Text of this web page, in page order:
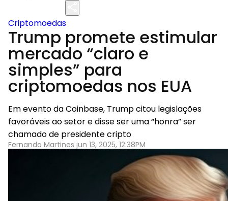
Criptomoedas
Trump promete estimular
mercado “claro e
simples” para
criptomoedas nos EUA
Em evento da Coinbase, Trump citou legislações
favoráveis ao setor e disse ser uma “honra” ser
chamado de presidente cripto
Fernando Martines jun 13, 2025, 12:38PM